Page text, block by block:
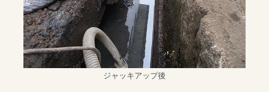
ジャッキアップ後